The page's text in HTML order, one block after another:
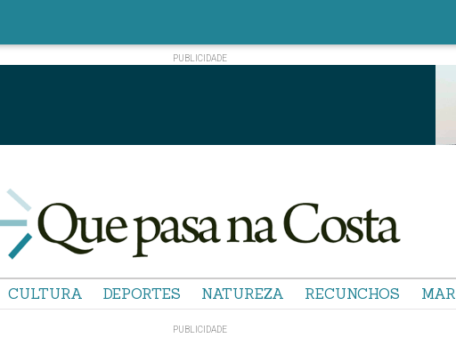
CULTURA DEPORTES NATUREZA RECUNCHOS MAR